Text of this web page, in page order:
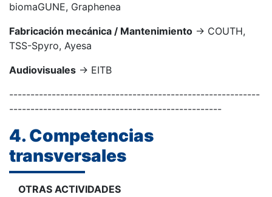
biomaGUNE, Graphenea
Fabricación mecánica / Mantenimiento → COUTH,
TSS-Spyro, Ayesa
Audiovisuales → EITB
-----------------------------------------------------------
--------------------------------------------------
4. Competencias
transversales
OTRAS ACTIVIDADES